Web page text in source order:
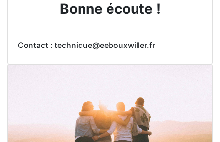
Bonne écoute !
Contact : technique@eebouxwiller.fr